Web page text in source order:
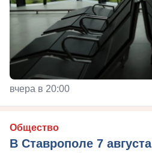
вчера в 20:00
Общество
В Ставрополе 7